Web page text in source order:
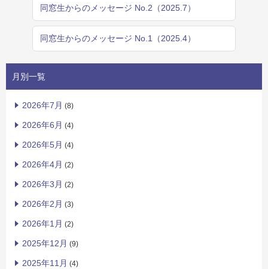
同窓生からのメッセージ No.2（2025.7）
同窓生からのメッセージ No.1（2025.4）
月別一覧
2026年7月 (8)
2026年6月 (4)
2026年5月 (4)
2026年4月 (2)
2026年3月 (2)
2026年2月 (3)
2026年1月 (2)
2025年12月 (9)
2025年11月 (4)